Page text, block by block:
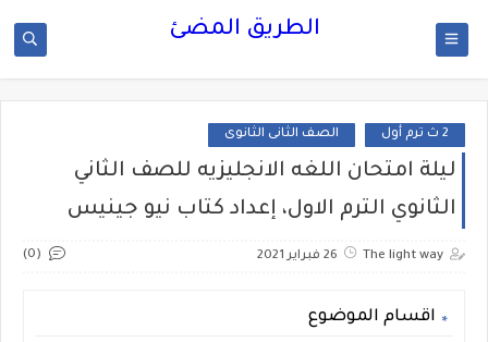
الطريق المضئ
2 ث ترم أول الصف الثانى الثانوى
ليلة امتحان اللغه الانجليزيه للصف الثاني
الثانوي الترم الاول، إعداد كتاب نيو جينيس
The light way 26 فبراير 2021 (0)
اقسام الموضوع